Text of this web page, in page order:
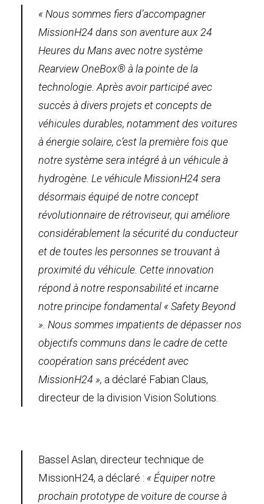
« Nous sommes fiers d’accompagner
MissionH24 dans son aventure aux 24
Heures du Mans avec notre système
Rearview OneBox® à la pointe de la
technologie. Après avoir participé avec
succès à divers projets et concepts de
véhicules durables, notamment des voitures
à énergie solaire, c’est la première fois que
notre système sera intégré à un véhicule à
hydrogène. Le véhicule MissionH24 sera
désormais équipé de notre concept
révolutionnaire de rétroviseur, qui améliore
considérablement la sécurité du conducteur
et de toutes les personnes se trouvant à
proximité du véhicule. Cette innovation
répond à notre responsabilité et incarne
notre principe fondamental « Safety Beyond
». Nous sommes impatients de dépasser nos
objectifs communs dans le cadre de cette
coopération sans précédent avec
MissionH24 », a déclaré Fabian Claus,
directeur de la division Vision Solutions.
Bassel Aslan, directeur technique de
MissionH24, a déclaré : « Équiper notre
prochain prototype de voiture de course à